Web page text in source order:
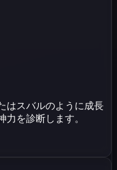
はスバルのように成長
力を診断します。